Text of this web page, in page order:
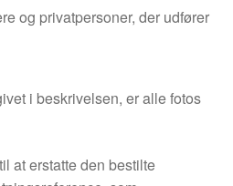
og privatpersoner, der udfører
i beskrivelsen, er alle fotos
at erstatte den bestilte